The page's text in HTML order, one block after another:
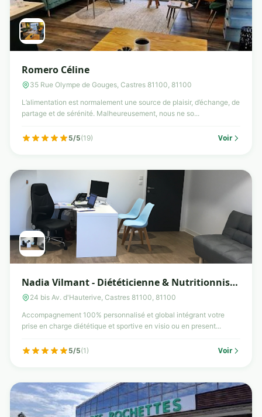
Romero Céline
35 Rue Olympe de Gouges, Castres 81100, 81100
L’alimentation est normalement une source de plaisir, d’échange, de
partage et de sérénité. Malheureusement, nous ne so...
5/5(19) Voir
Nadia Vilmant - Diététicienne & Nutritionniste
- Castres
24 bis Av. d'Hauterive, Castres 81100, 81100
Accompagnement 100% personnalisé et global intégrant votre
prise en charge diététique et sportive en visio ou en present...
5/5(1) Voir